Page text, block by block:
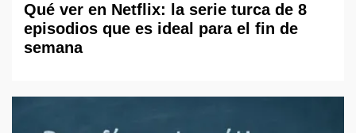
Qué ver en Netflix: la serie turca de 8
episodios que es ideal para el fin de
semana